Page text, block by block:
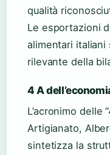
qualità
Le esportazioni
alimentari
rilevante della
4 A
L’acronimo delle
Artigianato,
sintetizza la